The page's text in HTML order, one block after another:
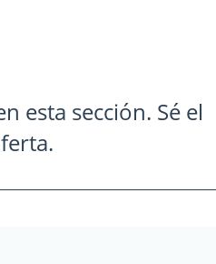
esta sección. Sé el